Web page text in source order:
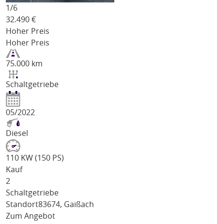
1/6
32.490 €
Hoher Preis
Hoher Preis
75.000 km
Schaltgetriebe
05/2022
Diesel
110 KW (150 PS)
Kauf
2
Schaltgetriebe
Standort83674, Gaißach
Zum Angebot